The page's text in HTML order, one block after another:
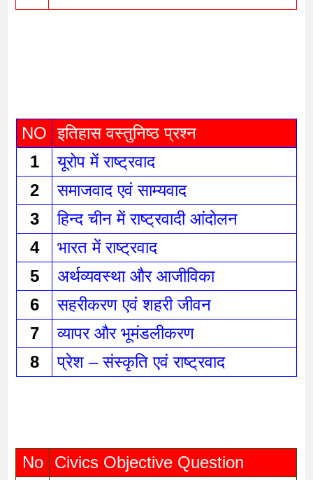
NO इतिहास वस्तुनिष्ठ प्रश्न
1
यूरोप में राष्ट्रवाद
2
समाजवाद एवं साम्यवाद
3
हिन्द चीन में राष्ट्रवादी आंदोलन
4
भारत में राष्ट्रवाद
5
अर्थव्यवस्था और आजीविका
6
सहरीकरण एवं शहरी जीवन
7
व्यापर और भूमंडलीकरण
8
प्रेश – संस्कृति एवं राष्ट्रवाद
No
Civics Objective Question